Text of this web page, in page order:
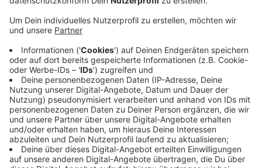
Verkehrsministerium vorgestellt werden sollte. Auf
Basis des Gutachtens haben die Autobahnbauer die
Vorplanung für beendet erklärt.
Anzeige
Zu Gesprächen bereit - wenn Stadt und Land
die Mehrkosten tragen
Anzeige